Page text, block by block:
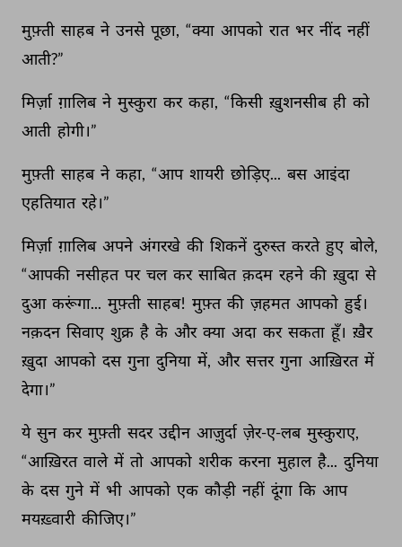
मुफ़्ती साहब ने उनसे पूछा, “क्या आपको रात भर नींद नहीं
आती?”
मिर्ज़ा ग़ालिब ने मुस्कुरा कर कहा, “किसी ख़ुशनसीब ही को
आती होगी।”
मुफ़्ती साहब ने कहा, “आप शायरी छोड़िए... बस आइंदा
एहतियात रहे।”
मिर्ज़ा ग़ालिब अपने अंगरखे की शिकनें दुरुस्त करते हुए बोले,
“आपकी नसीहत पर चल कर साबित क़दम रहने की ख़ुदा से
दुआ करूंगा... मुफ़्ती साहब! मुफ़्त की ज़हमत आपको हुई।
नक़दन सिवाए शुक्र है के और क्या अदा कर सकता हूँ। ख़ैर
ख़ुदा आपको दस गुना दुनिया में, और सत्तर गुना आख़िरत में
देगा।”
ये सुन कर मुफ़्ती सदर उद्दीन आज़ुर्दा ज़ेर-ए-लब मुस्कुराए,
“आख़िरत वाले में तो आपको शरीक करना मुहाल है... दुनिया
के दस गुने में भी आपको एक कौड़ी नहीं दूंगा कि आप
मयख़्वारी कीजिए।”